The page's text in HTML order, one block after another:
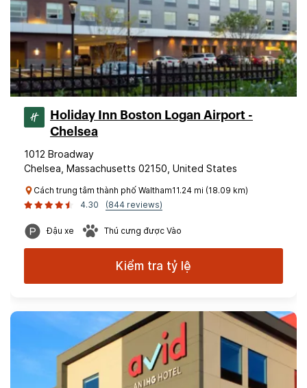
Holiday Inn Boston Logan Airport -
Chelsea
1012 Broadway
Chelsea, Massachusetts 02150, United States
Cách trung tâm thành phố Waltham11.24 mi (18.09 km)
4.30
(844 reviews)
Đậu xe Thú cưng được Vào
Kiểm tra tỷ lệ